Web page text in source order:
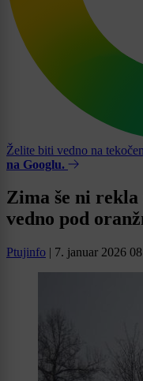
Želite biti vedno na
na Googlu.
Zima še ni rekla
vedno pod
Ptujinfo | 7. januar 2026